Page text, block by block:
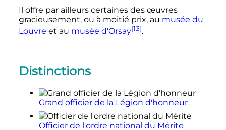
Il offre par ailleurs certaines des œuvres
gracieusement, ou à moitié prix, au musée du
Louvre et au musée d'Orsay[13].
Distinctions
Grand officier de la Légion d'honneur
Officier de l'ordre national du Mérite